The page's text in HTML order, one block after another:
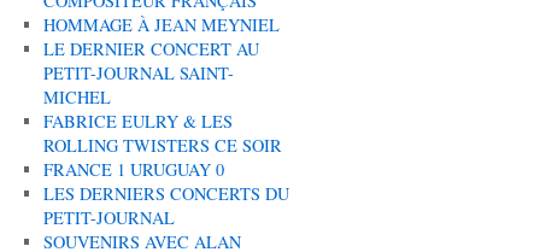
HOMMAGE À JEAN MEYNIEL
LE DERNIER CONCERT AU
PETIT-JOURNAL SAINT-
MICHEL
FABRICE EULRY & LES
ROLLING TWISTERS CE SOIR
FRANCE 1 URUGUAY 0
LES DERNIERS CONCERTS DU
PETIT-JOURNAL
SOUVENIRS AVEC ALAN